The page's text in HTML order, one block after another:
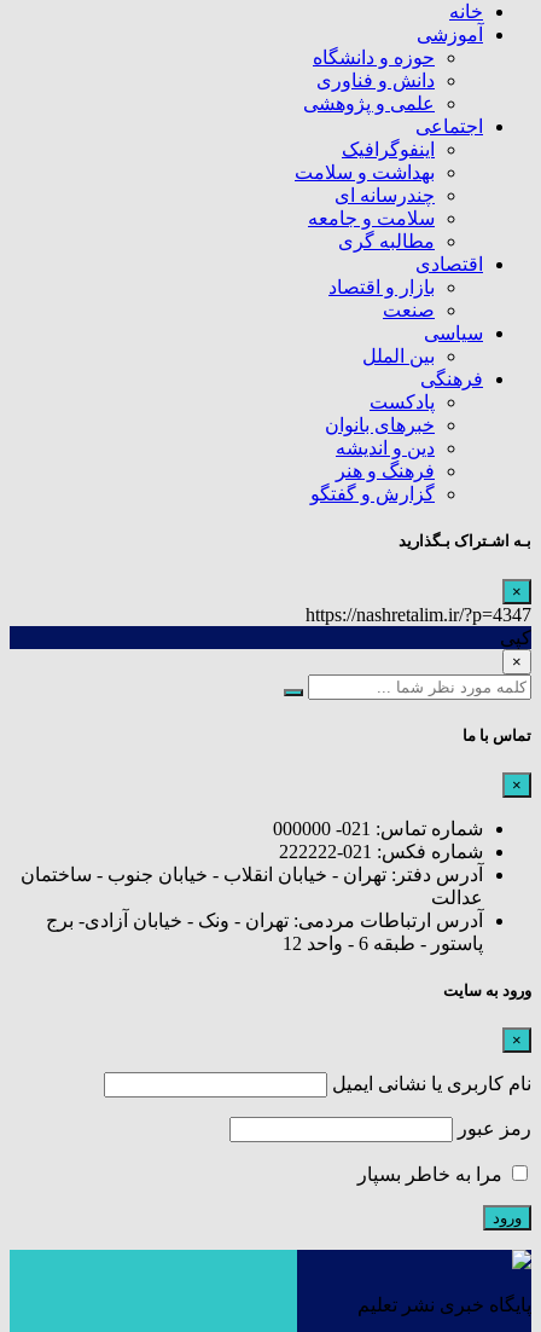
خانه
آموزشی
حوزه و دانشگاه
دانش و فناوری
علمی و پژوهشی
اجتماعی
اینفوگرافیک
بهداشت و سلامت
چندرسانه ای
سلامت و جامعه
مطالبه گری
اقتصادی
بازار و اقتصاد
صنعت
سیاسی
بین الملل
فرهنگی
پادکست
خبرهای بانوان
دین و اندیشه
فرهنگ و هنر
گزارش و گفتگو
بـه اشـتراک بـگذارید
×
https://nashretalim.ir/?p=4347
کپی
×
تماس با ما
×
شماره تماس: 021- 000000
شماره فکس: 021-222222
آدرس دفتر: تهران - خیابان انقلاب - خیابان جنوب - ساختمان
عدالت
آدرس ارتباطات مردمی: تهران - ونک - خیابان آزادی- برج
پاستور - طبقه 6 - واحد 12
ورود به سایت
×
نام کاربری یا نشانی ایمیل
رمز عبور
مرا به خاطر بسپار
پایگاه خبری نشر تعلیم